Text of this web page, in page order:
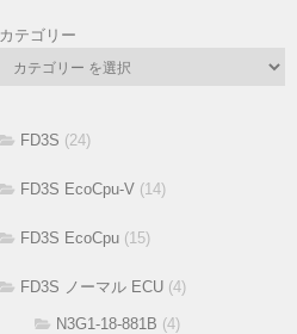
カテゴリー
FD3S (24)
FD3S EcoCpu-V (14)
FD3S EcoCpu (15)
FD3S ノーマル ECU (4)
N3G1-18-881B (4)